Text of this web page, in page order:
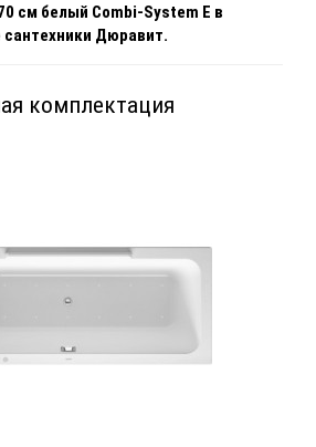
см белый Combi-System E в
сантехники Дюравит.
комплектация